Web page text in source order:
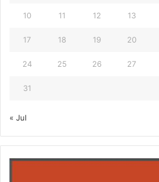
10 11 12 13
17 18 19 20
24 25 26 27
31
« Jul